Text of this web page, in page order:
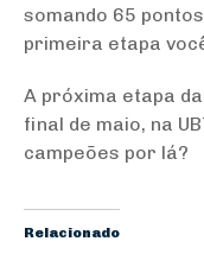
somando 65
primeira etapa
A próxima etapa
final de maio, na
campeões por lá?
Relacionado